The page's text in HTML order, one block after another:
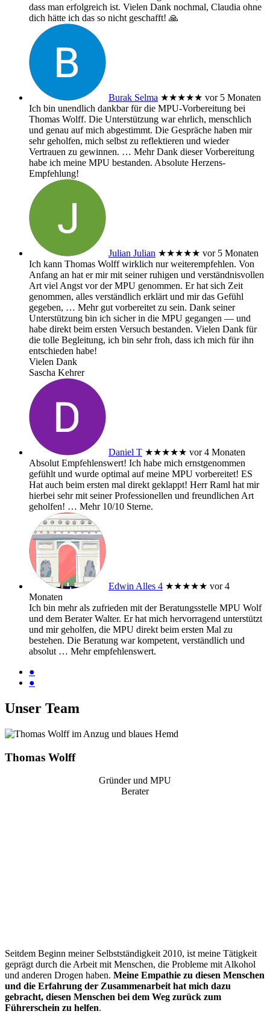
dass man erfolgreich ist. Vielen Dank nochmal, Claudia ohne
dich hätte ich das so nicht geschafft! 🙏
Burak Selma ★★★★★ vor 5 Monaten
Ich bin unendlich dankbar für die MPU-Vorbereitung bei
Thomas Wolff. Die Unterstützung war ehrlich, menschlich
und genau auf mich abgestimmt. Die Gespräche haben mir
sehr geholfen, mich selbst zu reflektieren und wieder
Vertrauen zu gewinnen. … MehrDank dieser Vorbereitung
habe ich meine MPU bestanden. Absolute Herzens-
Empfehlung!
Julian Julian ★★★★★ vor 5 Monaten
Ich kann Thomas Wolff wirklich nur weiterempfehlen. Von
Anfang an hat er mir mit seiner ruhigen und verständnisvollen
Art viel Angst vor der MPU genommen. Er hat sich Zeit
genommen, alles verständlich erklärt und mir das Gefühl
gegeben, … Mehrgut vorbereitet zu sein. Dank seiner
Unterstützung bin ich sicher in die MPU gegangen — und
habe direkt beim ersten Versuch bestanden. Vielen Dank für
die tolle Begleitung, ich bin sehr froh, dass ich mich für ihn
entschieden habe!
Vielen Dank
Sascha Kehrer
Daniel T ★★★★★ vor 4 Monaten
Absolut Empfehlenswert! Ich habe mich ernstgenommen
gefühlt und wurde optimal auf meine MPU vorbereitet! ES
Hat auch beim ersten mal direkt geklappt! Herr Raml hat mir
hierbei sehr mit seiner Professionellen und freundlichen Art
geholfen! … Mehr10/10 Sterne.
Edwin Alles 4 ★★★★★ vor 4
Monaten
Ich bin mehr als zufrieden mit der Beratungsstelle MPU Wolf
und dem Berater Walter. Er hat mich hervorragend unterstützt
und mir geholfen, die MPU direkt beim ersten Mal zu
bestehen. Die Beratung war kompetent, verständlich und
absolut … Mehrempfehlenswert.
●
●
Unser Team
Thomas Wolff
Gründer und MPU
Berater
Seitdem Beginn meiner Selbstständigkeit 2010, ist meine Tätigkeit
geprägt durch die Arbeit mit Menschen, die Probleme mit Alkohol
und anderen Drogen haben. Meine Empathie zu diesen Menschen
und die Erfahrung der Zusammenarbeit hat mich dazu
gebracht, diesen Menschen bei dem Weg zurück zum
Führerschein zu helfen.